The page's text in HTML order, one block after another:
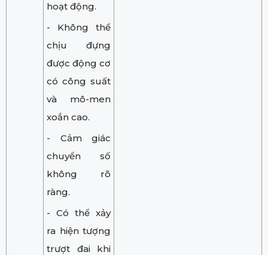
hoạt động.
- Không thể
chịu đựng
được động cơ
có công suất
và mô-men
xoắn cao.
- Cảm giác
chuyển số
không rõ
ràng.
- Có thể xảy
ra hiện tượng
trượt đai khi